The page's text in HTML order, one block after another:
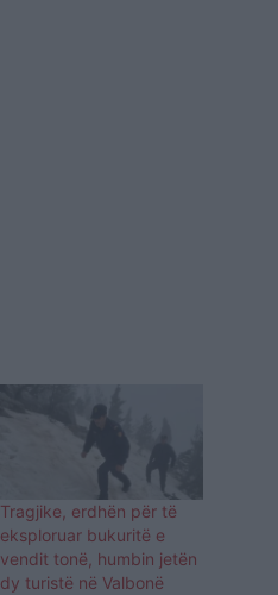
Tragjike, erdhën për të
eksploruar bukuritë e
vendit tonë, humbin jetën
dy turistë në Valbonë